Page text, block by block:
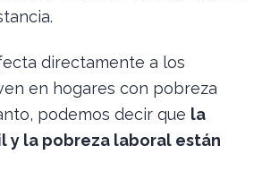
directamente a los
en hogares con pobreza
podemos decir que la
y la pobreza laboral están